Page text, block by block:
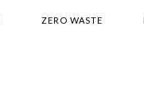
ZERO WASTE